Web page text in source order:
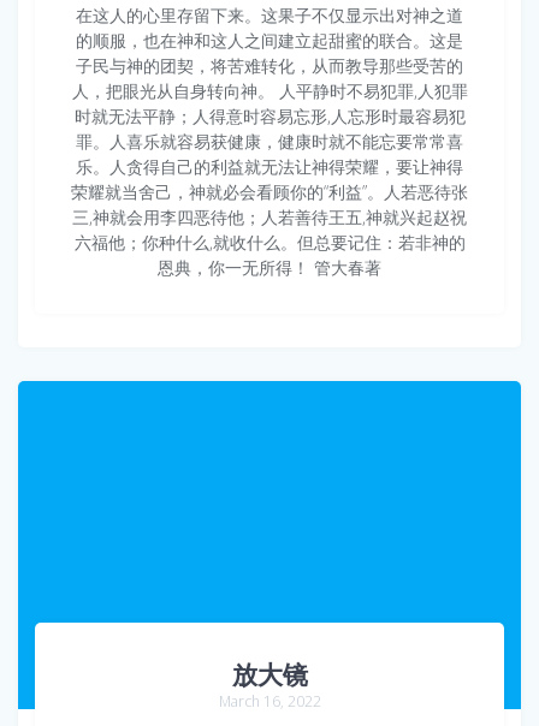
在这人的心里存留下来。这果子不仅显示出对神之道
的顺服，也在神和这人之间建立起甜蜜的联合。这是
子民与神的团契，将苦难转化，从而教导那些受苦的
人，把眼光从自身转向神。 人平静时不‮犯易‬罪,人犯罪
时‮无就‬法平静；人得‮时意‬容易忘形,人忘形时‮容最‬易犯
罪。人喜乐就容易获健康，健康时‮不就‬能忘‮常要‬常喜
乐。人‮得贪‬自己的利益‮无就‬法让‮得神‬荣耀，要让‮得神‬
荣耀就当舍己，神就必会看‮你顾‬的“利益”。人若恶待张
三,神‮会就‬用李四恶待他；人若善待王五,神就兴起赵‮祝
六‬福他；你种什么,就‮什收‬么。但‮要总‬记住：若‮神非‬的
恩典，你‮无一‬所得！ 管大春著
放大镜
March 16, 2022